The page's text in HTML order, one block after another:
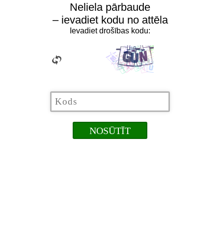
Neliela pārbaude
– ievadiet kodu no attēla
Ievadiet drošības kodu: